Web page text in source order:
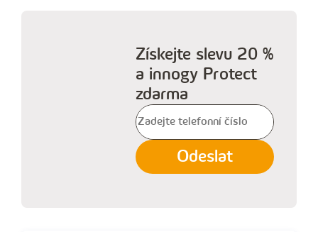
Získejte slevu 20 %
a innogy Protect
zdarma
V
y
p
Odeslat